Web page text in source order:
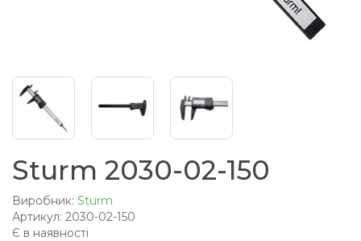
Sturm 2030-02-150
Виробник: Sturm
Артикул: 2030-02-150
Є в наявності